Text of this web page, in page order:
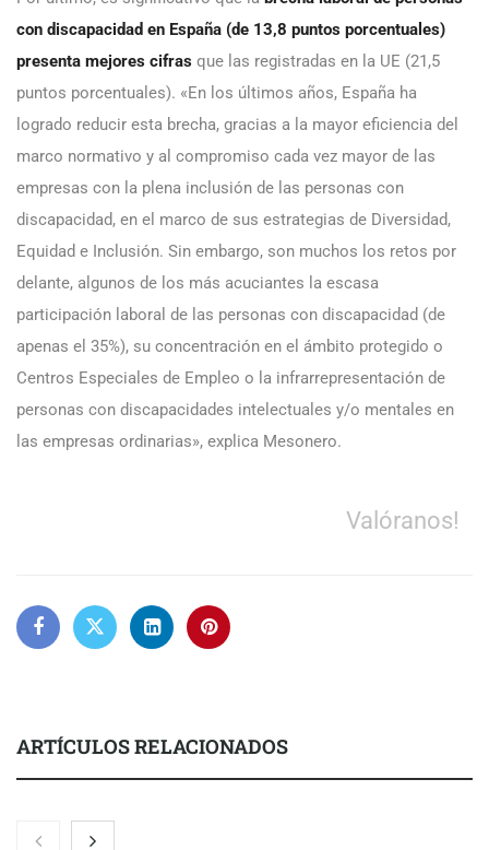
con discapacidad en España (de 13,8 puntos porcentuales)
presenta mejores cifras que las registradas en la UE (21,5
puntos porcentuales). «En los últimos años, España ha
logrado reducir esta brecha, gracias a la mayor eficiencia del
marco normativo y al compromiso cada vez mayor de las
empresas con la plena inclusión de las personas con
discapacidad, en el marco de sus estrategias de Diversidad,
Equidad e Inclusión. Sin embargo, son muchos los retos por
delante, algunos de los más acuciantes la escasa
participación laboral de las personas con discapacidad (de
apenas el 35%), su concentración en el ámbito protegido o
Centros Especiales de Empleo o la infrarrepresentación de
personas con discapacidades intelectuales y/o mentales en
las empresas ordinarias», explica Mesonero.
Valóranos!
ARTÍCULOS RELACIONADOS
Brisas del Estrecho abastece a la hostelería de Sevilla